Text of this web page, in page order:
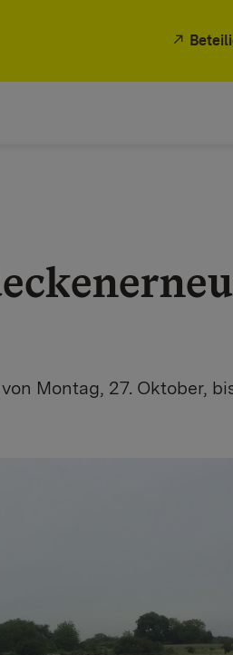
Montag, 27. Oktober,